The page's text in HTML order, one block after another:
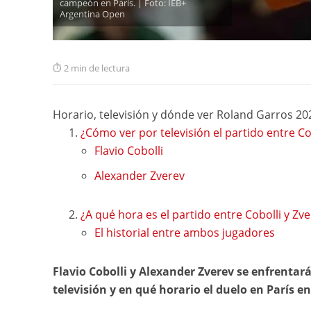
campeón en París. | Foto: IEB+
Argentina Open
2 min de lectura
Horario, televisión y dónde ver Roland Garros
¿Cómo ver por televisión el partido entre
Flavio Cobolli
Alexander Zverev
¿A qué hora es el partido entre Cobolli y
El historial entre ambos jugadores
Flavio Cobolli y Alexander Zverev se
televisión y en qué horario el duelo en París